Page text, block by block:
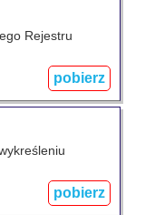
Rejestru
pobierz
pobierz